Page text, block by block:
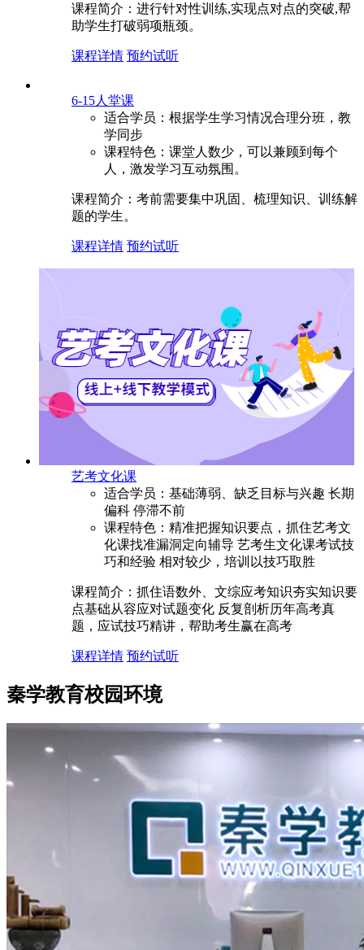
课程简介： 进行针对性训练,实现点对点的突破,帮
助学生打破弱项瓶颈。
课程详情 预约试听
6-15人堂课
适合学员： 根据学生学习情况合理分班，教
学同步
课程特色： 课堂人数少，可以兼顾到每个
人，激发学习互动氛围。
课程简介： 考前需要集中巩固、梳理知识、训练解
题的学生。
课程详情 预约试听
艺考文化课
适合学员： 基础薄弱、缺乏目标与兴趣 长期
偏科 停滞不前
课程特色： 精准把握知识要点，抓住艺考文
化课找准漏洞定向辅导 艺考生文化课考试技
巧和经验 相对较少，培训以技巧取胜
课程简介： 抓住语数外、文综应考知识夯实知识要
点基础从容应对试题变化 反复剖析历年高考真
题，应试技巧精讲，帮助考生赢在高考
课程详情 预约试听
秦学教育校园环境